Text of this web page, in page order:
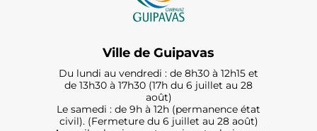
Ville de Guipavas
Du lundi au vendredi : de 8h30 à 12h15 et
de 13h30 à 17h30 (17h du 6 juillet au 28
août)
Le samedi : de 9h à 12h (permanence état
civil). (Fermeture du 6 juillet au 28 août)